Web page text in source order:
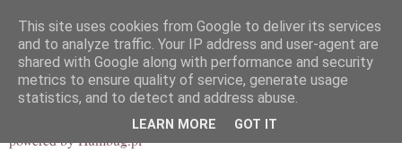
powered by Humbug.pl
This site uses cookies from Google to deliver its services
and to analyze traffic. Your IP address and user-agent are
shared with Google along with performance and security
metrics to ensure quality of service, generate usage
statistics, and to detect and address abuse.
LEARN MORE GOT IT